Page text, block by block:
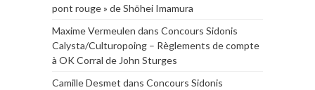
pont rouge » de Shōhei Imamura
Maxime Vermeulen dans Concours Sidonis
Calysta/Culturopoing – Règlements de compte
à OK Corral de John Sturges
Camille Desmet dans Concours Sidonis